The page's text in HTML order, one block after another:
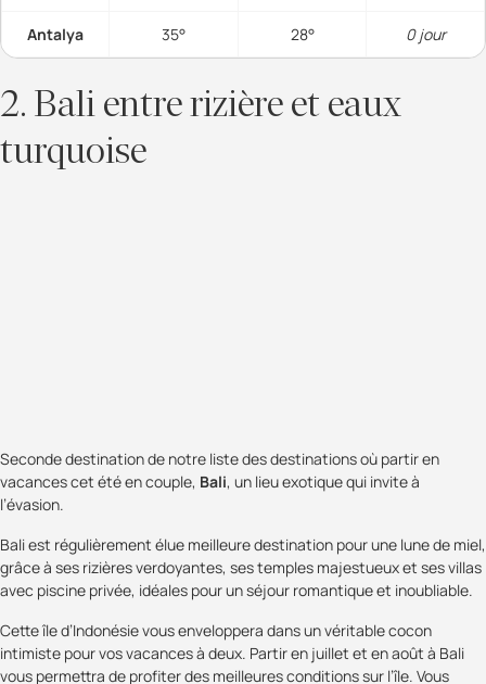
Antalya 35° 28° 0 jour
2. Bali entre rizière et eaux
turquoise
Seconde destination de notre liste des destinations où partir en
vacances cet été en couple, Bali, un lieu exotique qui invite à
l’évasion.
Bali est régulièrement élue meilleure destination pour une lune de miel,
grâce à ses rizières verdoyantes, ses temples majestueux et ses villas
avec piscine privée, idéales pour un séjour romantique et inoubliable.
Cette île d’Indonésie vous enveloppera dans un véritable cocon
intimiste pour vos vacances à deux. Partir en juillet et en août à Bali
vous permettra de profiter des meilleures conditions sur l’île. Vous